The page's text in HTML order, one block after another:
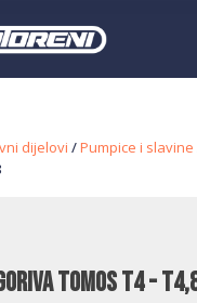
dijelovi /Pumpice i slavine
Tomos T4 -